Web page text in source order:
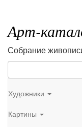
Арт-
Собрание
Художники
Картины